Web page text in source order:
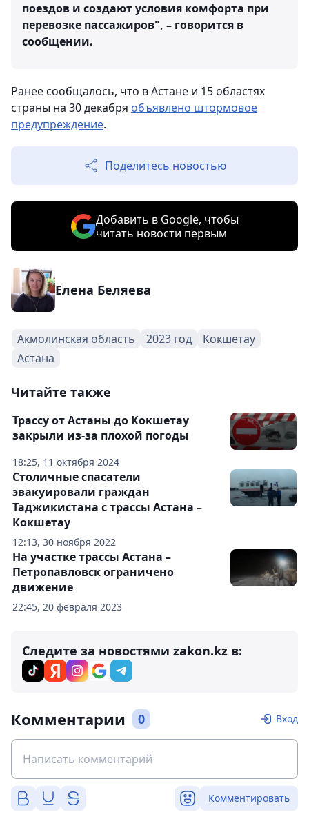
поездов и создают условия комфорта при
перевозке пассажиров", – говорится в
сообщении.
Ранее сообщалось, что в Астане и 15 областях
страны на 30 декабря объявлено штормовое
предупреждение.
Поделитесь новостью
Добавить в Google, чтобы
читать новости первым
Елена Беляева
Акмолинская область 2023 год
Кокшетау
Астана
Читайте также
18:25, 11 октября 2024
Трассу от Астаны до Кокшетау
закрыли из-за плохой погоды
12:13, 30 ноября 2022
Столичные спасатели
эвакуировали граждан
Таджикистана с трассы Астана –
Кокшетау
22:45, 20 февраля 2023
На участке трассы Астана –
Петропавловск ограничено
движение
Следите за новостями zakon.kz в:
Комментарии 0 Вход
Комментировать